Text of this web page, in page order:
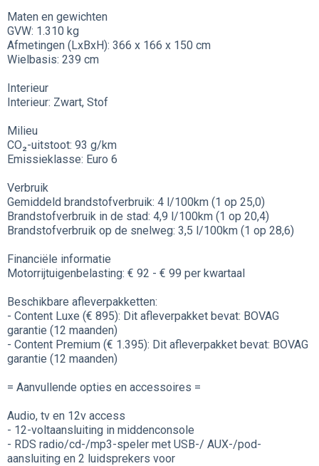
Maten en gewichten
GVW: 1.310 kg
Afmetingen (LxBxH): 366 x 166 x 150 cm
Wielbasis: 239 cm
Interieur
Interieur: Zwart, Stof
Milieu
CO₂-uitstoot: 93 g/km
Emissieklasse: Euro 6
Verbruik
Gemiddeld brandstofverbruik: 4 l/100km (1 op 25,0)
Brandstofverbruik in de stad: 4,9 l/100km (1 op 20,4)
Brandstofverbruik op de snelweg: 3,5 l/100km (1 op 28,6)
Financiële informatie
Motorrijtuigenbelasting: € 92 - € 99 per kwartaal
Beschikbare afleverpakketten:
- Content Luxe (€ 895): Dit afleverpakket bevat: BOVAG
garantie (12 maanden)
- Content Premium (€ 1.395): Dit afleverpakket bevat: BOVAG
garantie (12 maanden)
= Aanvullende opties en accessoires =
Audio, tv en 12v access
- 12-voltaansluiting in middenconsole
- RDS radio/cd-/mp3-speler met USB-/ AUX-/pod-
aansluiting en 2 luidsprekers voor